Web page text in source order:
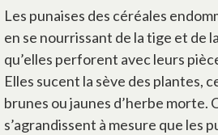
Les punaises des céréales
en se nourrissant de la tige et de
qu’elles perforent avec leurs
Elles sucent la sève des plantes,
brunes ou jaunes d’herbe morte.
s’agrandissent à mesure que les